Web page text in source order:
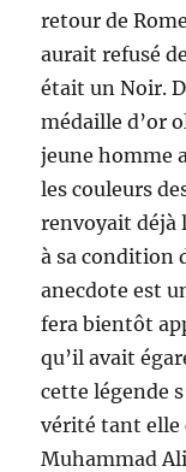
retour de
aurait refusé
était un Noir.
médaille d’or
jeune homme
les couleurs
renvoyait déjà
à sa condition
anecdote est
fera bientôt
qu’il avait
cette légende
vérité tant elle
Muhammad